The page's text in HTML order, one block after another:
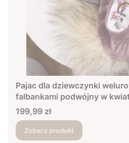
Pajac dla dziewczynki
falbankami podwójny w
Cena
199,99 zł
Zobacz produkt